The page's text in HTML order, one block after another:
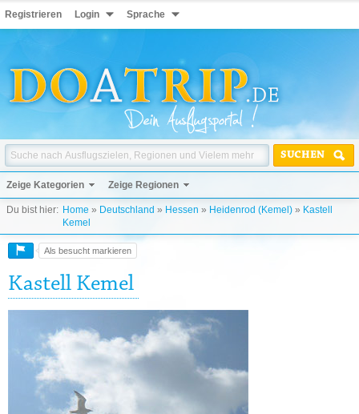
Registrieren Login Sprache
SUCHEN
Zeige Kategorien Zeige Regionen
Du bist hier: Home » Deutschland » Hessen » Heidenrod (Kemel) » Kastell
Kemel
Als besucht markieren
Kastell Kemel